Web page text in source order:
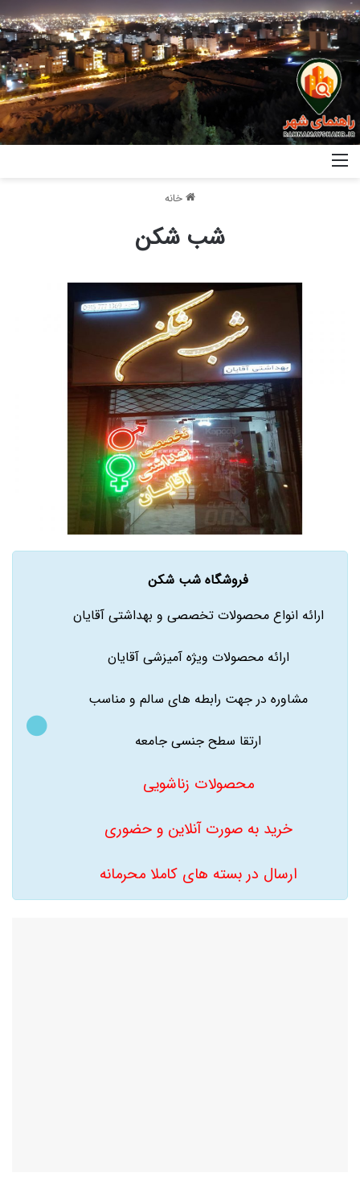
خانه
شب شکن
فروشگاه شب شکن
ارائه انواع محصولات تخصصی و بهداشتی آقایان
ارائه محصولات ویژه آمیزشی آقایان
مشاوره در جهت رابطه های سالم و مناسب
ارتقا سطح جنسی جامعه
محصولات زناشویی
خرید به صورت آنلاین و حضوری
ارسال در بسته های کاملا محرمانه